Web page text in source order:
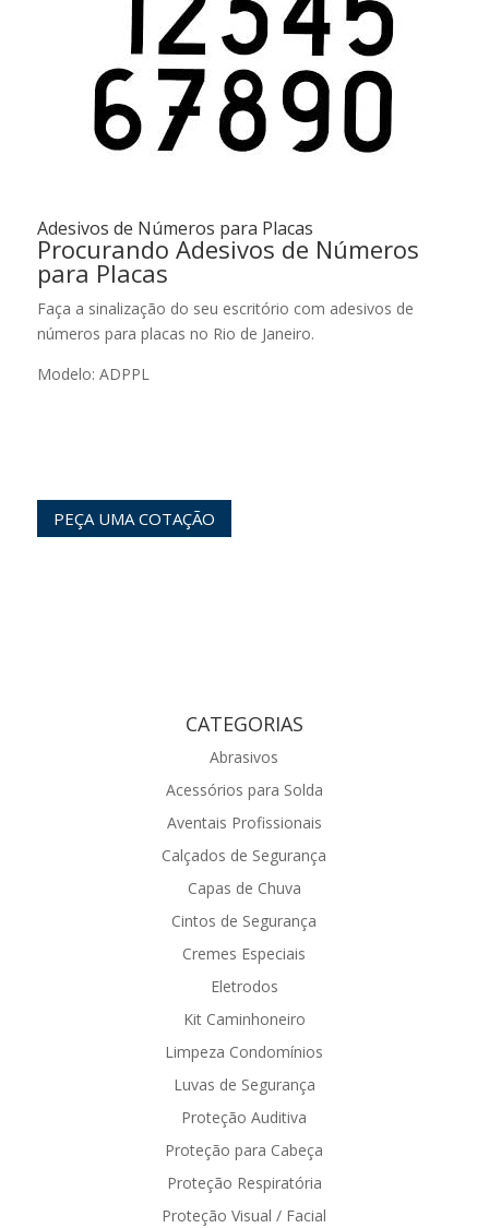
Adesivos de Números para Placas
Procurando Adesivos de Números
para Placas
Faça a sinalização do seu escritório com adesivos de
números para placas no Rio de Janeiro.
Modelo: ADPPL
PEÇA UMA COTAÇÃO
CATEGORIAS
Abrasivos
Acessórios para Solda
Aventais Profissionais
Calçados de Segurança
Capas de Chuva
Cintos de Segurança
Cremes Especiais
Eletrodos
Kit Caminhoneiro
Limpeza Condomínios
Luvas de Segurança
Proteção Auditiva
Proteção para Cabeça
Proteção Respiratória
Proteção Visual / Facial